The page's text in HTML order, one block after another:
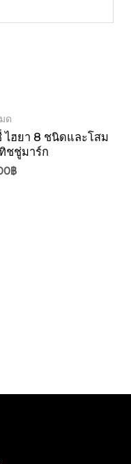
ด
ไฮยา 8 ชนิดและโสม
ชชู่มาร์ก
฿